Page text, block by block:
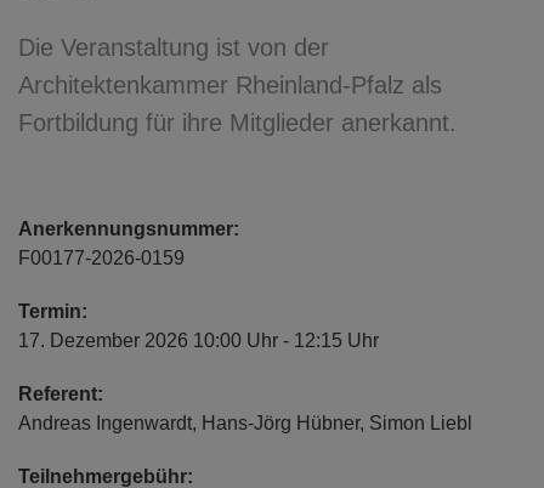
Die Veranstaltung ist von der
Architektenkammer Rheinland-Pfalz als
Fortbildung für ihre Mitglieder anerkannt.
Anerkennungsnummer:
F00177-2026-0159
Termin:
17. Dezember 2026 10:00 Uhr - 12:15 Uhr
Referent:
Andreas Ingenwardt, Hans-Jörg Hübner, Simon Liebl
Teilnehmergebühr: